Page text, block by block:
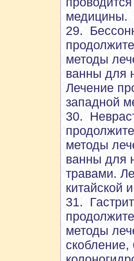
медицины.
29.
методы
ванны для
Лечение
западной
30.
методы
ванны для
травами.
китайской
31. Гастрит
методы